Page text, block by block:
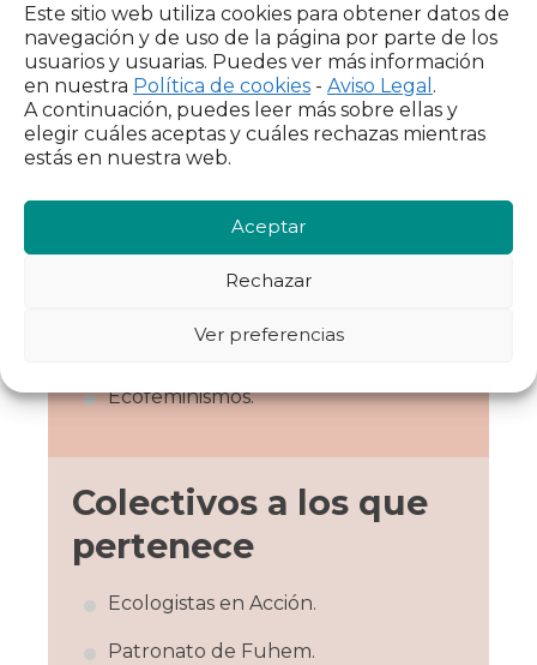
Este sitio web utiliza cookies para obtener datos de
navegación y de uso de la página por parte de los
usuarios y usuarias. Puedes ver más información
en nuestra Política de cookies - Aviso Legal .
A continuación, puedes leer más sobre ellas y
elegir cuáles aceptas y cuáles rechazas mientras
estás en nuestra web.
Aceptar
Rechazar
Ver preferencias
la Universidad de Cantabria.
Líneas de
investigación
Ecología Política.
Transiciones ecosociales y en el
la sostenibilidad de la vida y
los ecofeminismos.
Ecofeminismos.
Colectivos a los que
pertenece
Ecologistas en Acción.
Patronato de Fuhem.